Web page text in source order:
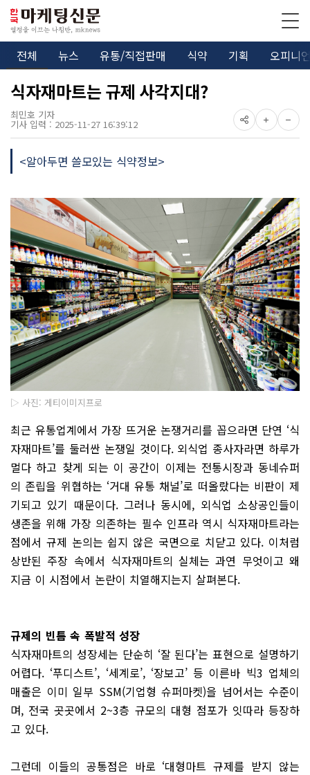
전체 뉴스 유통/직접판매 식약 기획 오피니
식자재마트는 규제 사각지대?
최민호 기자
기사 입력 : 2025-11-27 16:39:12
<알아두면 쓸모있는 식약정보>
▷ 사진: 게티이미지프로
최근 유통업계에서 가장 뜨거운 논쟁거리를 꼽으라면 단연 ‘식
자재마트’를 둘러싼 논쟁일 것이다. 외식업 종사자라면 하루가
멀다 하고 찾게 되는 이 공간이 이제는 전통시장과 동네슈퍼
의 존립을 위협하는 ‘거대 유통 채널’로 떠올랐다는 비판이 제
기되고 있기 때문이다. 그러나 동시에, 외식업 소상공인들이
생존을 위해 가장 의존하는 필수 인프라 역시 식자재마트라는
점에서 규제 논의는 쉽지 않은 국면으로 치닫고 있다. 이처럼
상반된 주장 속에서 식자재마트의 실체는 과연 무엇이고 왜
지금 이 시점에서 논란이 치열해지는지 살펴본다.
규제의 빈틈 속 폭발적 성장
식자재마트의 성장세는 단순히 ‘잘 된다’는 표현으로 설명하기
어렵다. ‘푸디스트’, ‘세계로’, ‘장보고’ 등 이른바 빅3 업체의
매출은 이미 일부 SSM(기업형 슈퍼마켓)을 넘어서는 수준이
며, 전국 곳곳에서 2~3층 규모의 대형 점포가 잇따라 등장하
고 있다.
그런데 이들의 공통점은 바로 ‘대형마트 규제를 받지 않는